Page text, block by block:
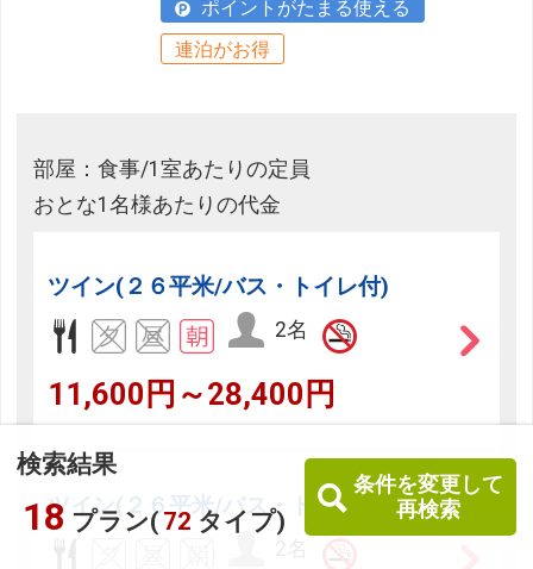
検索結果
18 プラン( 72 タイプ)
条件を変更して
再検索
ポイントがたまる使える
連泊がお得
部屋：食事/1室あたりの定員
おとな1名様あたりの代金
ツイン(２６平米/バス・トイレ付)
2名
11,600円～28,400円
ツイン(２６平米/バス・トイレ付)